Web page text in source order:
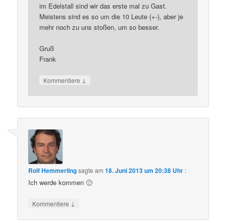
im Edelstall sind wir das erste mal zu Gast.
Meistens sind es so um die 10 Leute (+-), aber je
mehr noch zu uns stoßen, um so besser.
Gruß
Frank
Kommentiere ↓
Rolf Hemmerlingsagte am18. Juni 2013 um 20:38 Uhr :
Ich werde kommen 🙂
Kommentiere ↓